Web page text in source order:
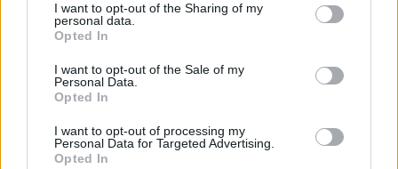
I want to opt-out of the Sharing of my
personal data.
Opted In
I want to opt-out of the Sale of my
Personal Data.
Opted In
I want to opt-out of processing my
Personal Data for Targeted Advertising.
Opted In
Διάβασε για να μάθεις τη διαφορά ανάμεσα
στην αφυδάτωση και την ξηρότητα
Όπως και με τη λακ, έτσι και με τον αφρό,
υπάρχουν διάφορες κατηγορίες κρατήματος.
Επίσης υπάρχουν ειδικοί αφροί για μπούκλες